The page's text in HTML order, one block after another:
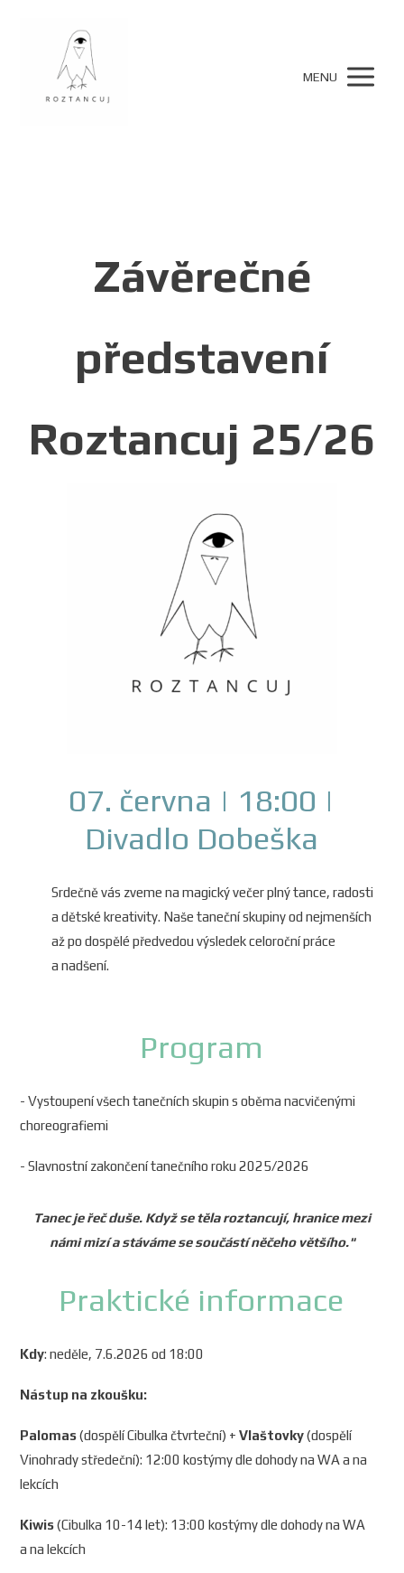
MENU
Závěrečné
představení
Roztancuj 25/26
07. června | 18:00 |
Divadlo Dobeška
Srdečně vás zveme na magický večer plný tance, radosti
a dětské kreativity. Naše taneční skupiny od nejmenších
až po dospělé předvedou výsledek celoroční práce
a nadšení.
Program
- Vystoupení všech tanečních skupin s oběma nacvičenými
choreografiemi
- Slavnostní zakončení tanečního roku 2025/2026
Tanec je řeč duše. Když se těla roztancují, hranice mezi
námi mizí a stáváme se součástí něčeho většího."
Praktické informace
Kdy: neděle, 7.6.2026 od 18:00
Nástup na zkoušku:
Palomas(dospělí Cibulka čtvrteční) +Vlaštovky(dospělí
Vinohrady středeční): 12:00 kostýmy dle dohody na WA a na
lekcích
Kiwis(Cibulka 10-14 let): 13:00 kostýmy dle dohody na WA
a na lekcích